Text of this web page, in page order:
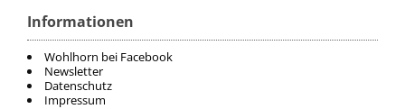
Informationen
Wohlhorn bei Facebook
Newsletter
Datenschutz
Impressum